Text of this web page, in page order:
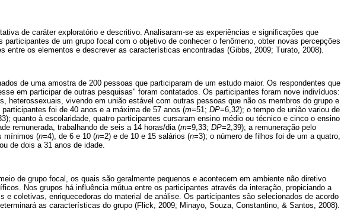
de caráter exploratório e descritivo. Analisaram-se as experiências e significações que
participantes de um grupo focal com o objetivo de conhecer o fenômeno, obter novas percepções,
entre os elementos e descrever as características encontradas (Gibbs, 2009; Turato, 2008).
de uma amostra de 200 pessoas que participaram de um estudo maior. Os respondentes que
em participar de outras pesquisas" foram contatados. Os participantes foram nove indivíduos:
heterossexuais, vivendo em união estável com outras pessoas que não os membros do grupo e
foi de 40 anos e a máxima de 57 anos (m=51; DP=6,32); o tempo de união variou de
quanto à escolaridade, quatro participantes cursaram ensino médio ou técnico e cinco o ensino
remunerada, trabalhando de seis a 14 horas/dia (m=9,33; DP=2,39); a remuneração pelo
mínimos (n=4), de 6 e 10 (n=2) e de 10 e 15 salários (n=3); o número de filhos foi de um a quatro,
de dois a 31 anos de idade.
de grupo focal, os quais são geralmente pequenos e acontecem em ambiente não diretivo
Nos grupos há influência mútua entre os participantes através da interação, propiciando a
e coletivas, enriquecedoras do material de análise. Os participantes são selecionados de acordo
as características do grupo (Flick, 2009; Minayo, Souza, Constantino, & Santos, 2008).